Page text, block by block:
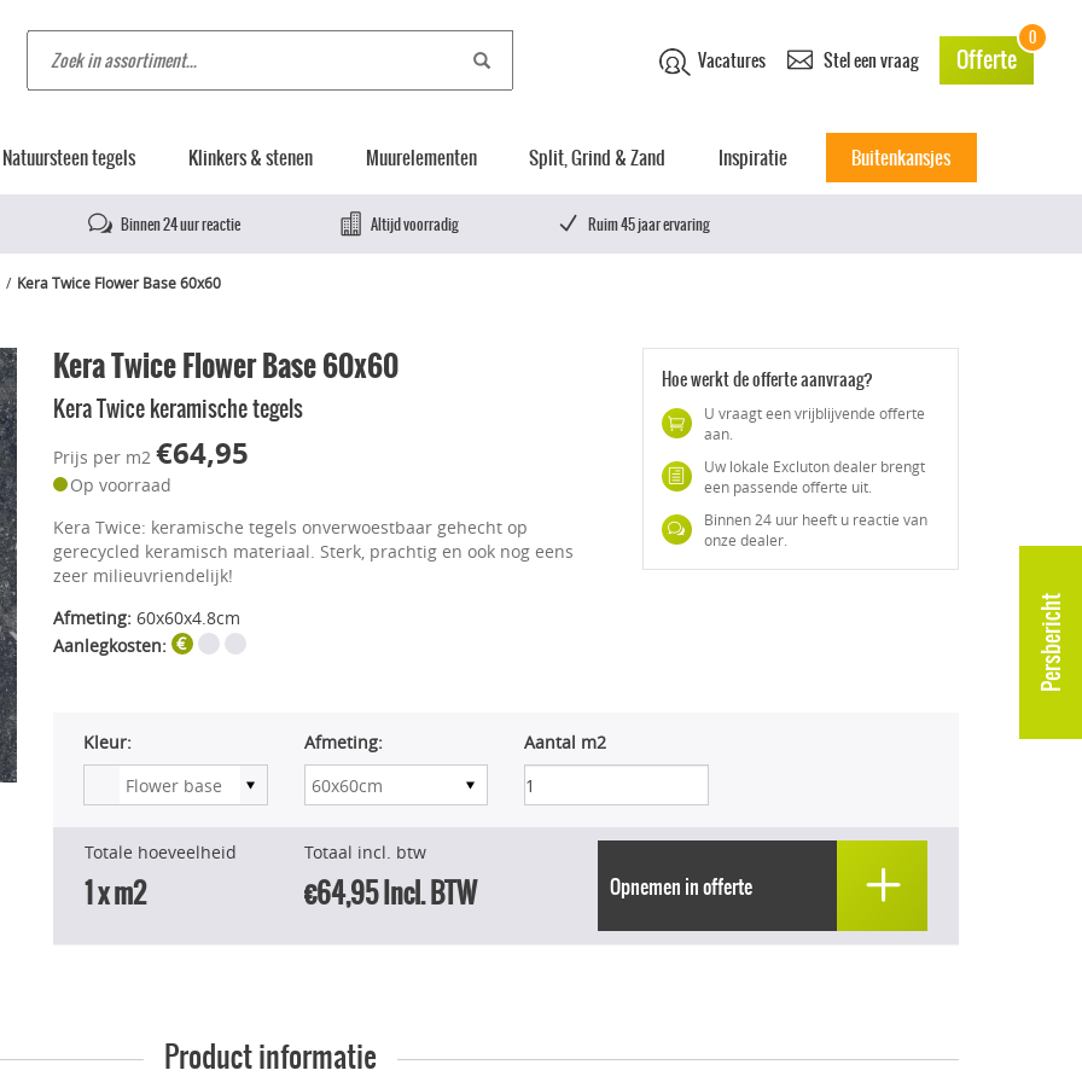
Persbericht
Vacatures Stel een vraag Offerte
0
Natuursteen tegels Klinkers & stenen Muurelementen Split, Grind & Zand Inspiratie Buitenkansjes
Binnen 24 uur reactie Altijd voorradig Ruim 45 jaar ervaring
Kera Twice Flower Base 60x60
Kera Twice Flower Base 60x60
Kera Twice keramische tegels
Prijs per m2 €64,95
Op voorraad
Kera Twice: keramische tegels onverwoestbaar gehecht op
gerecycled keramisch materiaal. Sterk, prachtig en ook nog eens
zeer milieuvriendelijk!
Afmeting: 60x60x4.8cm
Aanlegkosten:
Hoe werkt de offerte aanvraag?
U vraagt een vrijblijvende offerte
aan.
Uw lokale Excluton dealer brengt
een passende offerte uit.
Binnen 24 uur heeft u reactie van
onze dealer.
Kleur: Afmeting: Aantal m2
Totale hoeveelheid
1x m2
Totaal incl. btw
€64,95Incl. BTW Opnemen in offerte
Product informatie